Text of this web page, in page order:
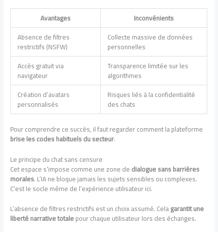
Avantages
Inconvénients
Absence de filtres
restrictifs (NSFW)
Collecte massive de données
personnelles
Accès gratuit via
navigateur
Transparence limitée sur les
algorithmes
Création d’avatars
personnalisés
Risques liés à la confidentialité
des chats
Pour comprendre ce succès, il faut regarder comment la plateforme
brise les codes habituels du secteur.
Le principe du chat sans censure
Cet espace s’impose comme une zone dedialogue sans barrières
morales. L’IA ne bloque jamais les sujets sensibles ou complexes.
C’est le socle même de l’expérience utilisateur ici.
L’absence de filtres restrictifs est un choix assumé. Celagarantit une
liberté narrative totalepour chaque utilisateur lors des échanges.